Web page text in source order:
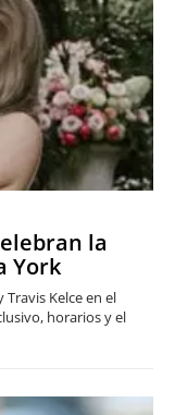
la
York
Kelce en el
horarios y el